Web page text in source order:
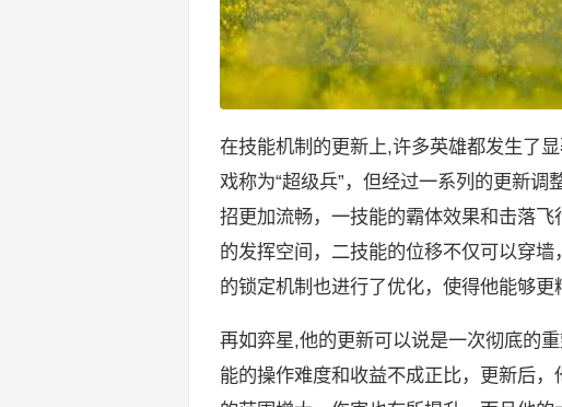
在技能机制的更新上,许多英雄都发生了
戏称为“超级兵”，但经过一系列的更新
招更加流畅，一技能的霸体效果和击落
的发挥空间，二技能的位移不仅可以穿
的锁定机制也进行了优化，使得他能够更
再如弈星,他的更新可以说是一次彻底的
能的操作难度和收益不成正比，更新后